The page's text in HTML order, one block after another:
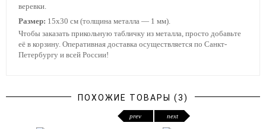
веревки.
Размер: 15х30 см (толщина металла — 1 мм).
Чтобы заказать прикольную табличку из металла, просто добавьте
её в корзину. Оперативная доставка осуществляется по Санкт-
Петербургу и всей России!
ПОХОЖИЕ ТОВАРЫ (3)
prev next